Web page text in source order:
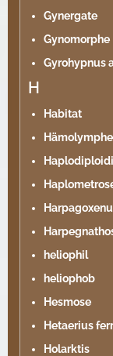
Gynergate
Gynomorphe
Gyrohypnus
H
Habitat
Hämolymphe
heliophil
heliophob
Hesmose
Hetaerius
Holarktis